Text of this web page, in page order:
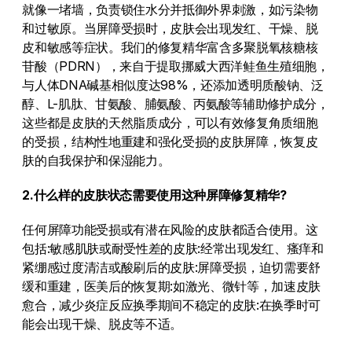
就像一堵墙，负责锁住水分并抵御外界刺激，如污染物
和过敏原。当屏障受损时，皮肤会出现发红、干燥、脱
皮和敏感等症状。我们的修复精华富含多聚脱氧核糖核
苷酸（PDRN），来自于提取挪威大西洋鲑鱼生殖细胞，
与人体DNA碱基相似度达98%，还添加透明质酸钠、泛
醇、L-肌肽、甘氨酸、脯氨酸、丙氨酸等辅助修护成分，
这些都是皮肤的天然脂质成分，可以有效修复角质细胞
的受损，结构性地重建和强化受损的皮肤屏障，恢复皮
肤的自我保护和保湿能力。
2.什么样的皮肤状态需要使用这种屏障修复精华?
任何屏障功能受损或有潜在风险的皮肤都适合使用。这
包括:敏感肌肤或耐受性差的皮肤:经常出现发红、瘙痒和
紧绷感过度清洁或酸刷后的皮肤:屏障受损，迫切需要舒
缓和重建，医美后的恢复期:如激光、微针等，加速皮肤
愈合，减少炎症反应换季期间不稳定的皮肤:在换季时可
能会出现干燥、脱皮等不适。